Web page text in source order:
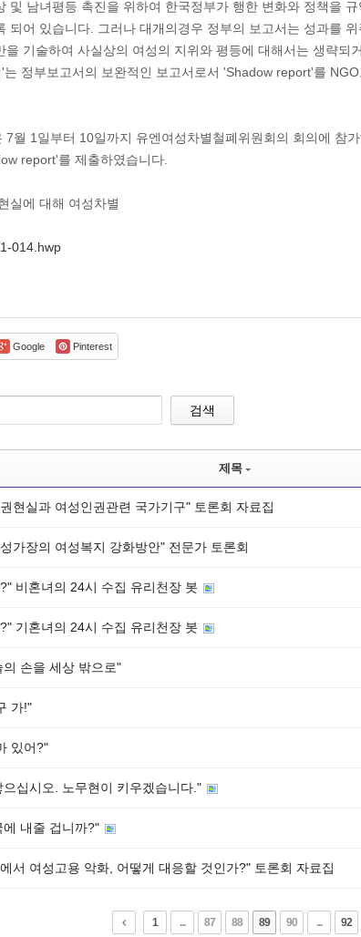
및 남녀평등 촉진을 위하여 한국정부가 행한 변화와 정책을
되어 있습니다. 그러나 대개의경우 정부의 보고서는 성과를
을 기술하여 사실상의 여성의 지위와 평등에 대해서는 생략되
정부보고서의 보완적인 보고서로서 'Shadow report'를
7월 1일부터 10일까지 유엔여성차별철폐위원회의 회의에 참
report'를 제출하였습니다.
실에 대해 여성차별
014.hwp
Google Pinterest
검색
제목
현실과 여성인권관련 국가기구" 토론회 자료집
가장의 여성복지 강화방안" 전문가 토론회
비혼녀의 24시 수집 유리천장 봇
기혼녀의 24시 수집 유리천장 봇
손을 세상 밖으로"
가!"
있어?"
십시오. 노무현이 키우겠습니다."
내줄 겁니까?"
서 여성고용 악화, 어떻게 대응할 것인가?" 토론회 자료집
1 ... 87 88 89 90 ... 92